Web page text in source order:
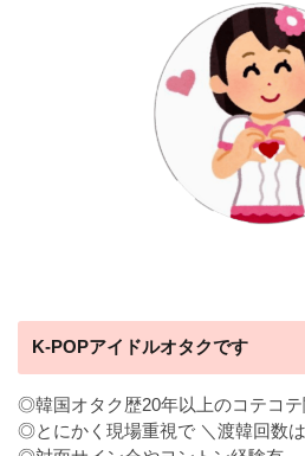
K-POPアイドルオタクです
◎韓国オタク歴20年以上のコテコテ
◎とにかく現場重視で ＼渡韓回数